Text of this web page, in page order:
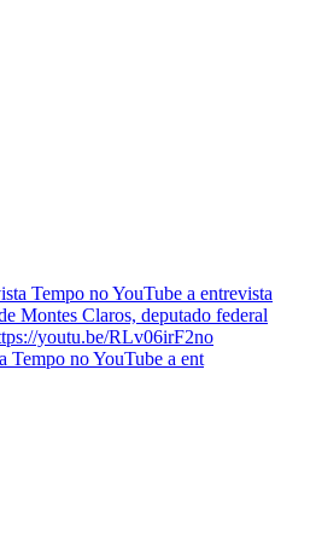
Tempo no YouTube a ent